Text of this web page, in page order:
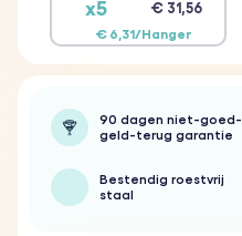
x5 € 31,56
€ 6,31/Hanger
90 dagen niet-goed-
geld-terug garantie
Bestendig roestvrij
staal